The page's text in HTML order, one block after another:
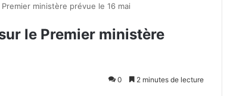
ministère prévue le 16 mai
le Premier ministère
0 2 minutes de lecture